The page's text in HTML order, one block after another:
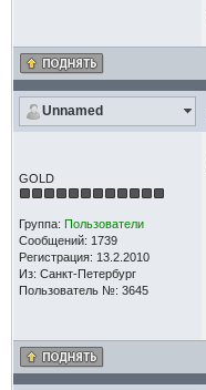
Unnamed
GOLD
Группа: Пользователи
Сообщений: 1739
Регистрация: 13.2.2010
Из: Санкт-Петербург
Пользователь №: 3645